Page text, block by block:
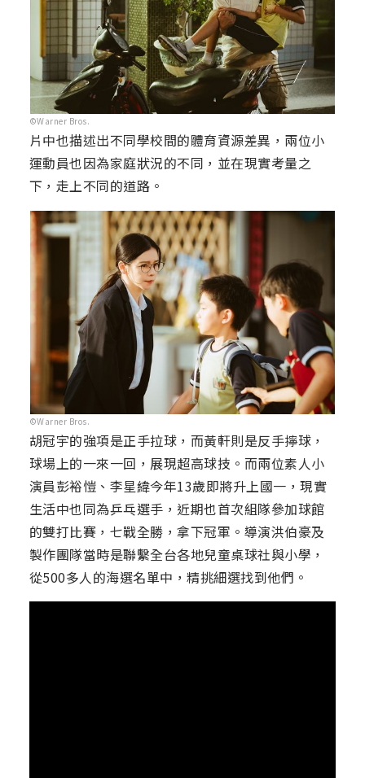
©Warner Bros.
片中也描述出不同學校間的體育資源差異，兩位小
運動員也因為家庭狀況的不同，並在現實考量之
下，走上不同的道路。
©Warner Bros.
胡冠宇的強項是正手拉球，而黃軒則是反手擰球，
球場上的一來一回，展現超高球技。而兩位素人小
演員彭裕愷、李星緯今年13歲即將升上國一，現實
生活中也同為乒乓選手，近期也首次組隊參加球館
的雙打比賽，七戰全勝，拿下冠軍。導演洪伯豪及
製作團隊當時是聯繫全台各地兒童桌球社與小學，
從500多人的海選名單中，精挑細選找到他們。